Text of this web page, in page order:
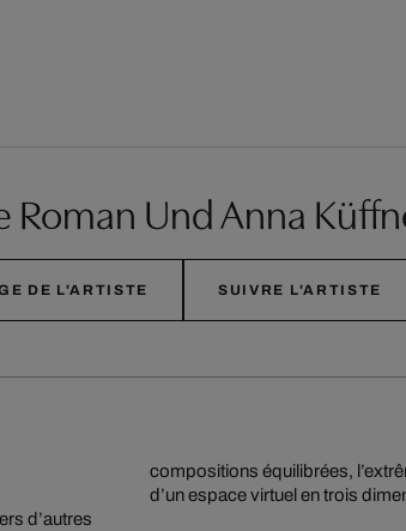
Roman Und Anna
DE L'ARTISTE SUIVRE L'ARTISTE
d’autres
compositions équilibrées,
d’un espace virtuel en trois